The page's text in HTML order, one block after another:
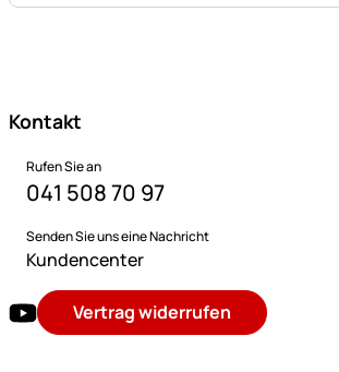
Kontakt
Rufen Sie an
041 508 70 97
Senden Sie uns eine Nachricht
Kundencenter
Vertrag widerrufen